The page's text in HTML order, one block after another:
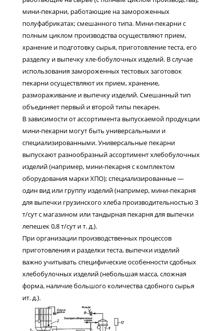
мини-пекарни, работающие на замороженных
полуфабрикатах; смешанного типа. Мини-пекарни с
полным циклом производства осуществляют прием,
хранение и подготовку сырья, приготовление теста, его
разделку и выпечку хле-бобулочных изделий. В случае
использования замороженных тестовых заготовок
пекарни осуществляют их прием, хранение,
размораживание и выпечку изделий. Смешанный тип
объединяет первый и второй типы пекарен.
В зависимости от ассортимента выпускаемой продукции
мини-пекарни могут быть универсальными и
специализированными. Универсальные пекарни
выпускают разнообразный ассортимент хлебобулочных
изделий (например, мини-пекарня с комплектом
оборудования марки ХПО); специализированные —
один вид или группу изделий (например, мини-пекарня
для выпечки грузинского хлеба производительностью 3
т/сут с магазином или тандырная пекарня для выпечки
лепешек 0,8 т/сут и т. д.).
При организации производственных процессов
приготовления и разделки теста, выпечки изделий
важно учитывать специфические особенности сдобных
хлебобулочных изделий (небольшая масса, сложная
форма, наличие большого количества сдобного сырья
ит. д.).